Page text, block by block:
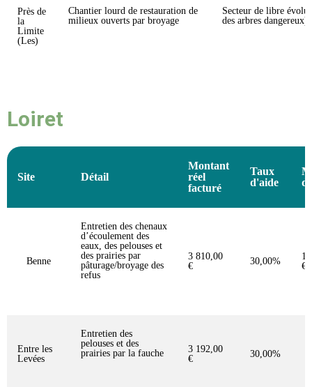
Près de
la
Limite
(Les)
Chantier lourd de restauration de
milieux ouverts par broyage
Secteur de libre
des arbres dangereux)
Loiret
Site Détail
Montant
réel
facturé
Taux
d'aide
Benne
Entretien des chenaux
d’écoulement des
eaux, des pelouses et
des prairies par
pâturage/broyage des
refus
3 810,00
€
30,00%
1
€
Entre les
Levées
Entretien des
pelouses et des
prairies par la fauche
3 192,00
€
30,00%